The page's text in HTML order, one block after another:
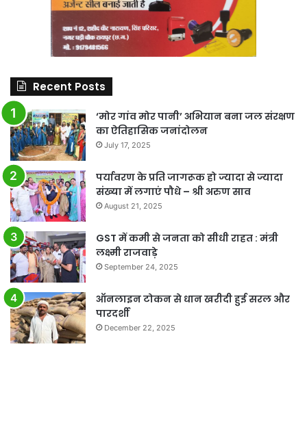
Recent Posts
‘मोर गांव मोर पानी’ अभियान बना जल संरक्षण
का ऐतिहासिक जनांदोलन
July 17, 2025
पर्यावरण के प्रति जागरूक हो ज्यादा से ज्यादा
संख्या में लगाएं पौधे – श्री अरुण साव
August 21, 2025
GST में कमी से जनता को सीधी राहत : मंत्री
लक्ष्मी राजवाड़े
September 24, 2025
ऑनलाइन टोकन से धान खरीदी हुई सरल और
पारदर्शी
December 22, 2025